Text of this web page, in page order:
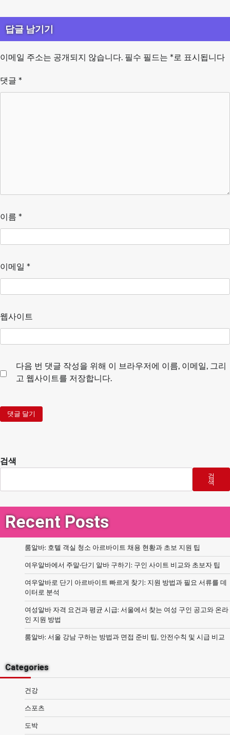
답글 남기기
이메일 주소는 공개되지 않습니다. 필수 필드는 *로 표시됩니다
댓글 *
이름 *
이메일 *
웹사이트
다음 번 댓글 작성을 위해 이 브라우저에 이름, 이메일, 그리
고 웹사이트를 저장합니다.
검색
검
색
Recent Posts
룸알바: 호텔 객실 청소 아르바이트 채용 현황과 초보 지원 팁
여우알바에서 주말·단기 알바 구하기: 구인 사이트 비교와 초보자 팁
여우알바로 단기 아르바이트 빠르게 찾기: 지원 방법과 필요 서류를 데
이터로 분석
여성알바 자격 요건과 평균 시급: 서울에서 찾는 여성 구인 공고와 온라
인 지원 방법
룸알바: 서울 강남 구하는 방법과 면접 준비 팁, 안전수칙 및 시급 비교
Categories
건강
스포츠
도박